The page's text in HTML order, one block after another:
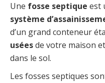
Une fosse septique est
système
d’un grand conteneur
uséesde votre maison
dans le sol.
Les fosses septiques